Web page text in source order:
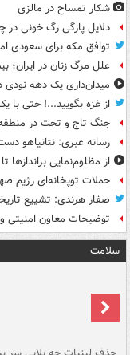
شکار تمساح در مالزی
دلایل پارگی رگ خونی در
توافق مکه برای سعودی
علل مرگ زنان در ایران؛
میدان‌داری یک دهه نودی
از غزه بگویید...! حتی با
جنگ تاج و تخت در
رسانه عبری: نتانیاهو
از مظلوم‌نمایی
حملات توپخانه‌ای رژیم
صفار هرندی: تشییع
توضیحات معاون امنیتی و
سلامت